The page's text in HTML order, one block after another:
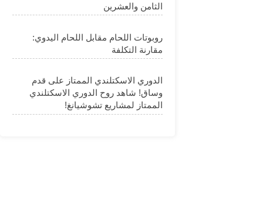
الثامن والعشرين
روبوتات اللحام مقابل اللحام اليدوي:
مقارنة التكلفة
الدوري الاسكتلندي الممتاز على قدم
وساق! شاهد روح الدوري الاسكتلندي
الممتاز لمشاريع تشوشيانغ!